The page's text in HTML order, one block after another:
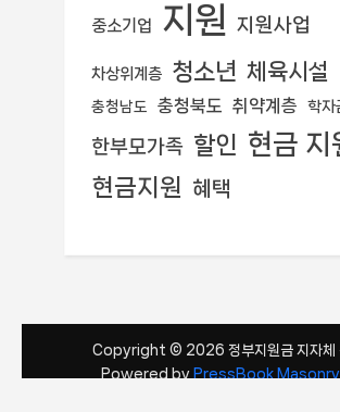
중소기업 지원 지원사업
차상위계층 청소년 체육시설
충청남도 충청북도 취약계층 학자
한부모가족 할인 현금 지
현금지원 혜택
Copyright © 2026 정부지원금 지자체
Powered by PressBook